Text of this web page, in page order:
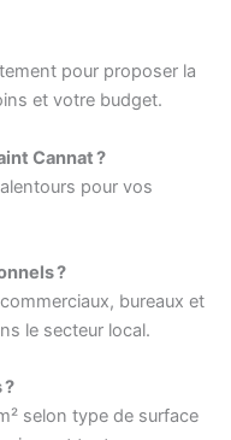
pour proposer la
et votre budget.
Cannat ?
pour vos
?
bureaux et
le secteur local.
?
selon type de surface